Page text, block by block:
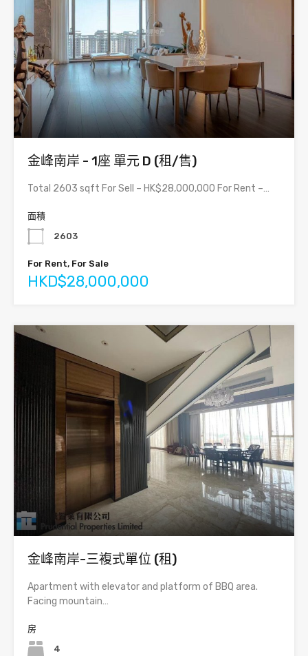
金峰南岸 - 1座 單元 D (租/售)
Total 2603 sqft For Sell – HK$28,000,000 For Rent –…
面積
2603
For Rent, For Sale
HKD$28,000,000
金峰南岸-三複式單位 (租)
Apartment with elevator and platform of BBQ area.
Facing mountain…
房
4